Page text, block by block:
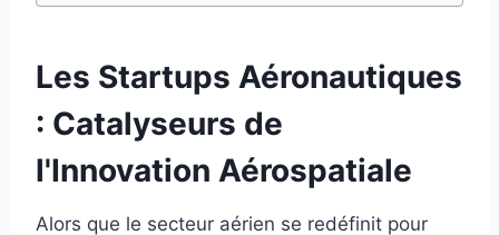
Les Startups Aéronautiques
: Catalyseurs de
l'Innovation Aérospatiale
Alors que le secteur aérien se redéfinit pour